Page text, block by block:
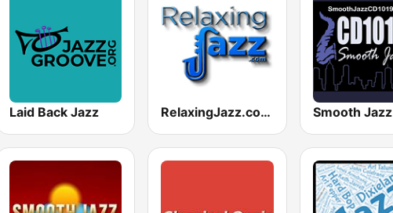
Laid Back Jazz RelaxingJazz.com - Smooth Jazz